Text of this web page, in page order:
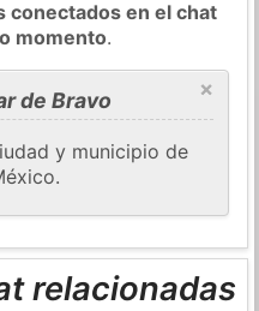
conectados en el chat
momento.
×
de Bravo
y municipio de
relacionadas